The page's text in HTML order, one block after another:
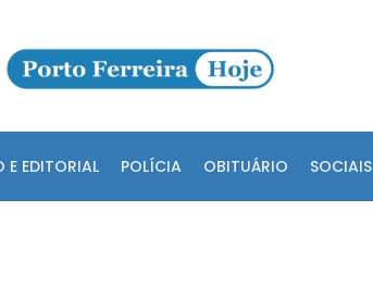
E EDITORIAL POLÍCIA OBITUÁRIO SOCIAIS